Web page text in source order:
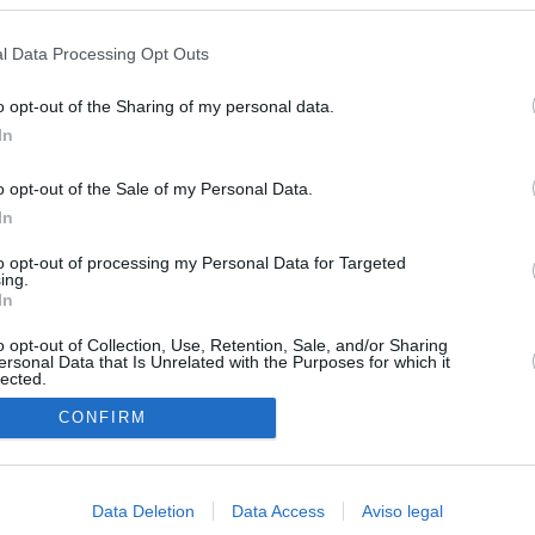
Data Processing Opt Outs
opt-out of the Sharing of my personal data.
opt-out of the Sale of my Personal Data.
opt-out of processing my Personal Data for Targeted
opt-out of Collection, Use, Retention, Sale, and/or Sharing
Data that Is Unrelated with the Purposes for which it
CONFIRM
Data Deletion Data Access Aviso legal
de Ceuta
contra las comunidades que no acojan a los menores
sobre el PP por la acogida de los menores de Ceuta en las
Compromís denuncia a Figaredo ante la Fiscalía del Supremo
y ADN: dentro de la oficina que busca a los desaparecidos de